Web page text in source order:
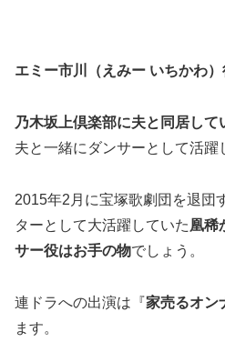
エミー市川（えみー いちかわ
乃木坂上倶楽部に夫と同居して
夫と一緒にダンサーとして活躍
2015年2月に宝塚歌劇団を退団
ターとして大活躍していた 凰稀
サー役はお手の物でしょう。
連ドラへの出演は『家売るオン
ます。